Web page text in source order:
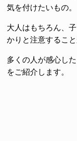
気を付けたいもの。
大人はもちろん、
かりと注意すること
多くの人が感心し
をご紹介します。